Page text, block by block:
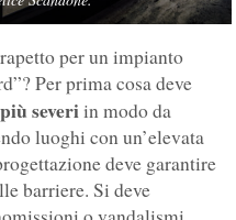
per un impianto
Per prima cosa deve
severiin modo da
luoghi con un’elevata
deve garantire
barriere. Si deve